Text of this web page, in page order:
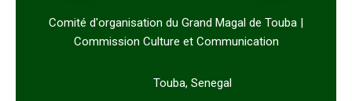
Comité d'organisation du Grand Magal de Touba |
Commission Culture et Communication
Touba, Senegal